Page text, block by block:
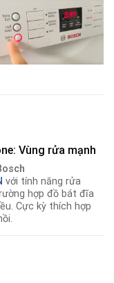
Vùng rửa mạnh
với tính năng rửa
hợp đồ bát đĩa
Cực kỳ thích hợp